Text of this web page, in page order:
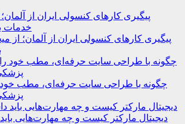
پیگیری کارهای کنسولی ایران از آلمان؛ از
چگونه با طراحی سایت حرفه‌ای، مطب خود
دیجیتال مارکتر کیست و چه مهارت‌هایی